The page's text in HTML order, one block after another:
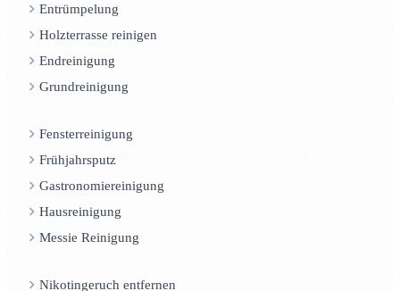
Entrümpelung
Holzterrasse reinigen
Endreinigung
Grundreinigung
Fensterreinigung
Frühjahrsputz
Gastronomiereinigung
Hausreinigung
Messie Reinigung
Nikotingeruch entfernen